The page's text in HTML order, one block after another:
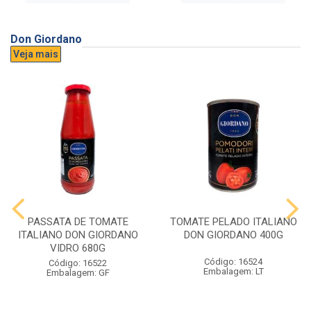
Don Giordano
Veja mais
PASSATA DE TOMATE
ITALIANO DON GIORDANO
VIDRO 680G
Código: 16522
Embalagem: GF
TOMATE PELADO ITALIANO
DON GIORDANO 400G
Código: 16524
Embalagem: LT